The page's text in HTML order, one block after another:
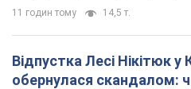
11 годин тому 14,5 т.
Відпустка Лесі Нікітюк у
обернулася скандалом: